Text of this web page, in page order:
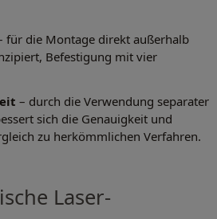
für die Montage direkt außerhalb
Befestigung mit vier
– durch die Verwendung separater
sich die Genauigkeit und
zu herkömmlichen Verfahren.
Laser-